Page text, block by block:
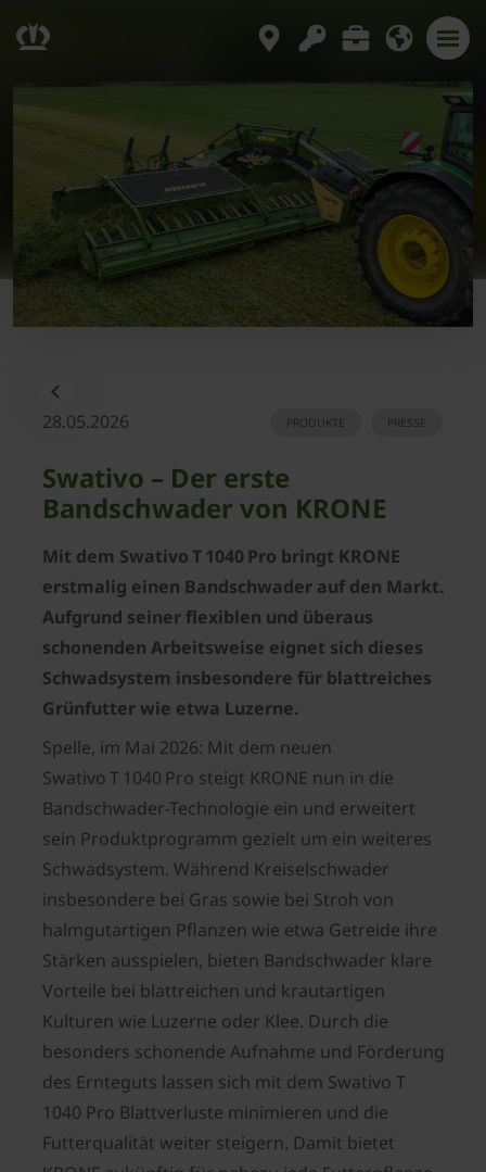
28.05.2026 PRESSE
PRODUKTE
Swativo – Der erste
Bandschwader von KRONE
Mit dem Swativo T 1040 Pro bringt KRONE
erstmalig einen Bandschwader auf den Markt.
Aufgrund seiner flexiblen und überaus
schonenden Arbeitsweise eignet sich dieses
Schwadsystem insbesondere für blattreiches
Grünfutter wie etwa Luzerne.
Spelle, im Mai 2026: Mit dem neuen
Swativo T 1040 Pro steigt KRONE nun in die
Bandschwader-Technologie ein und erweitert
sein Produktprogramm gezielt um ein weiteres
Schwadsystem. Während Kreiselschwader
insbesondere bei Gras sowie bei Stroh von
halmgutartigen Pflanzen wie etwa Getreide ihre
Stärken ausspielen, bieten Bandschwader klare
Vorteile bei blattreichen und krautartigen
Kulturen wie Luzerne oder Klee. Durch die
besonders schonende Aufnahme und Förderung
des Ernteguts lassen sich mit dem Swativo T
1040 Pro Blattverluste minimieren und die
Futterqualität weiter steigern. Damit bietet